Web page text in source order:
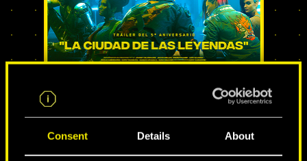
Consent Details About
CIUDAD DE LEYENDAS